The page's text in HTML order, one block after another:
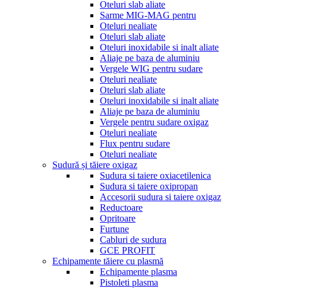
Oteluri slab aliate
Sarme MIG-MAG pentru
Oteluri nealiate
Oteluri slab aliate
Oteluri inoxidabile si inalt aliate
Aliaje pe baza de aluminiu
Vergele WIG pentru sudare
Oteluri nealiate
Oteluri slab aliate
Oteluri inoxidabile si inalt aliate
Aliaje pe baza de aluminiu
Vergele pentru sudare oxigaz
Oteluri nealiate
Flux pentru sudare
Oteluri nealiate
Sudură și tăiere oxigaz
Sudura si taiere oxiacetilenica
Sudura si taiere oxipropan
Accesorii sudura si taiere oxigaz
Reductoare
Opritoare
Furtune
Cabluri de sudura
GCE PROFIT
Echipamente tăiere cu plasmă
Echipamente plasma
Pistoleti plasma